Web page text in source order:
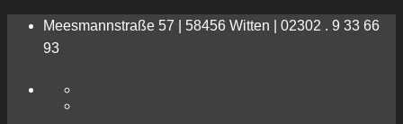
Meesmannstraße 57 | 58456 Witten | 02302 . 9 33 66
93